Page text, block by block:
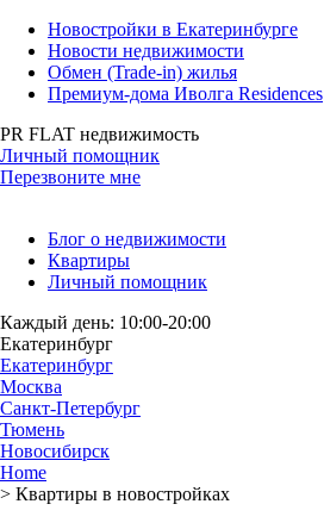
Новостройки в Екатеринбурге
Новости недвижимости
Обмен (Trade-in) жилья
Премиум-дома Иволга Residences
PR FLAT недвижимость
Личный помощник
Перезвоните мне
Блог о недвижимости
Квартиры
Личный помощник
Каждый день: 10:00-20:00
Екатеринбург
Екатеринбург
Москва
Санкт-Петербург
Тюмень
Новосибирск
Home
> Квартиры в новостройках